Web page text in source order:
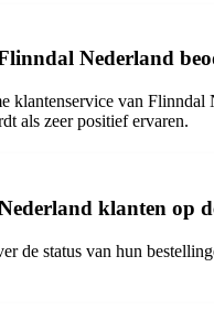
Nederland
van Flinndal
als zeer positief ervaren.
klanten op
de status van hun